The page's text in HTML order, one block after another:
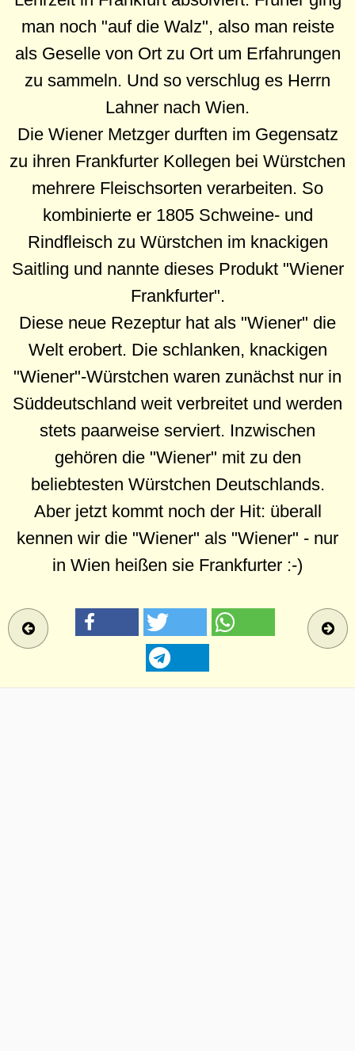
man noch "auf die Walz", also man reiste
als Geselle von Ort zu Ort um Erfahrungen
zu sammeln. Und so verschlug es Herrn
Lahner nach Wien.
Die Wiener Metzger durften im Gegensatz
zu ihren Frankfurter Kollegen bei Würstchen
mehrere Fleischsorten verarbeiten. So
kombinierte er 1805 Schweine- und
Rindfleisch zu Würstchen im knackigen
Saitling und nannte dieses Produkt "Wiener
Frankfurter".
Diese neue Rezeptur hat als "Wiener" die
Welt erobert. Die schlanken, knackigen
"Wiener"-Würstchen waren zunächst nur in
Süddeutschland weit verbreitet und werden
stets paarweise serviert. Inzwischen
gehören die "Wiener" mit zu den
beliebtesten Würstchen Deutschlands.
Aber jetzt kommt noch der Hit: überall
kennen wir die "Wiener" als "Wiener" - nur
in Wien heißen sie Frankfurter :-)